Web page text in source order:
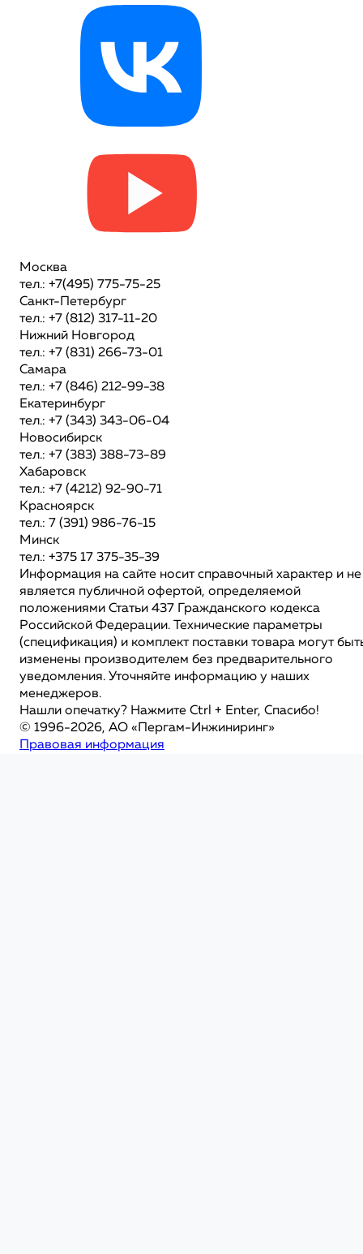
Москва
тел.: +7(495) 775-75-25
Санкт-Петербург
тел.: +7 (812) 317-11-20
Нижний Новгород
тел.: +7 (831) 266-73-01
Самара
тел.: +7 (846) 212-99-38
Екатеринбург
тел.: +7 (343) 343-06-04
Новосибирск
тел.: +7 (383) 388-73-89
Хабаровск
тел.: +7 (4212) 92-90-71
Красноярск
тел.: 7 (391) 986-76-15
Минск
тел.: +375 17 375-35-39
Информация на сайте носит справочный характер и не
является публичной офертой, определяемой
положениями Статьи 437 Гражданского кодекса
Российской Федерации. Технические параметры
(спецификация) и комплект поставки товара могут
изменены производителем без предварительного
уведомления. Уточняйте информацию у наших
менеджеров.
Нашли опечатку? Нажмите Ctrl + Enter, Спасибо!
© 1996-2026, АО «Пергам-Инжиниринг»
Правовая информация